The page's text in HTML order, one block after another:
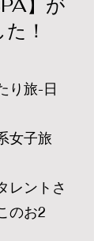
】が
！
り旅-日
女子旅
レントさ
のお2